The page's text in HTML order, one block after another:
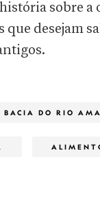
sobre
desejam
BACIA DO RIO